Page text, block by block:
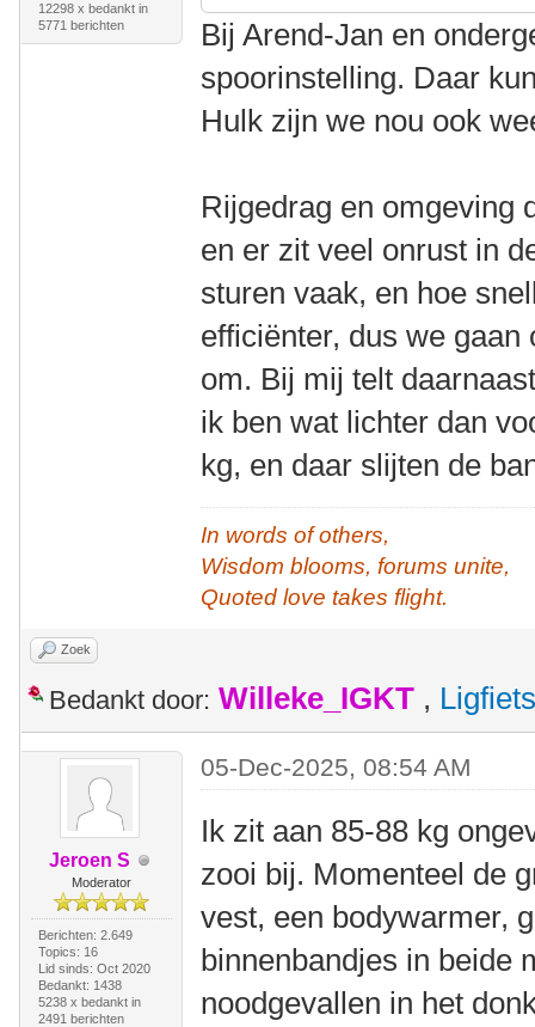
12298 x bedankt in
5771 berichten
Bij Arend-Jan en
spoorinstelling. Daar
Hulk zijn we nou ook
Rijgedrag en omgeving
en er zit veel onrust in
sturen vaak, en hoe
efficiënter, dus we
om. Bij mij telt
ik ben wat lichter dan
kg, en daar slijten de
In words of others,
Wisdom blooms, forums unite,
Quoted love takes flight.
Zoek
Bedankt door: Willeke_IGKT ,
Jeroen S
Moderator
Berichten: 2.649
Topics: 16
Lid sinds: Oct 2020
Bedankt: 1438
5238 x bedankt in
2491 berichten
05-Dec-2025, 08:54 AM
Ik zit aan 85-88 kg
zooi bij. Momenteel de
vest, een bodywarmer,
binnenbandjes in beide
noodgevallen in het